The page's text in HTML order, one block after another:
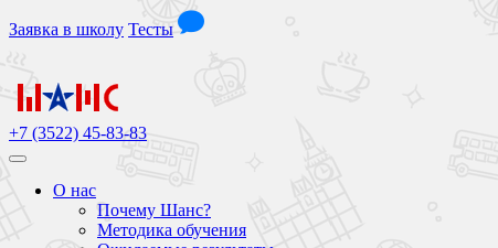
Заявка в школу Тесты
+7 (3522) 45-83-83
О нас
Почему Шанс?
Методика обучения